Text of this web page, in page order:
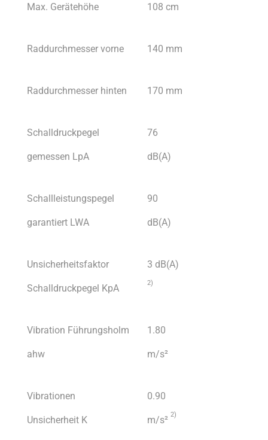
Max. Gerätehöhe 108 cm
Raddurchmesser vorne 140 mm
Raddurchmesser hinten 170 mm
Schalldruckpegel
gemessen LpA
76
dB(A)
Schallleistungspegel
garantiert LWA
90
dB(A)
Unsicherheitsfaktor
Schalldruckpegel KpA
3 dB(A)
2)
Vibration Führungsholm
ahw
1.80
m/s²
Vibrationen
Unsicherheit K
0.90
m/s² 2)